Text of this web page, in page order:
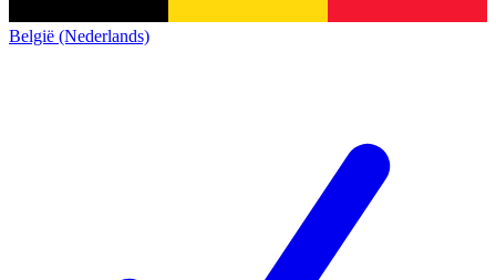
België (Nederlands)